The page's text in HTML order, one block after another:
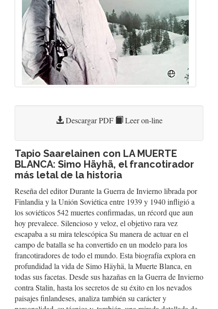
Descargar PDF Leer on-line
Tapio Saarelainen con LA MUERTE
BLANCA: Simo Häyhä, el francotirador
más letal de la historia
Reseña del editor Durante la Guerra de Invierno librada por
Finlandia y la Unión Soviética entre 1939 y 1940 infligió a
los soviéticos 542 muertes confirmadas, un récord que aun
hoy prevalece. Silencioso y veloz, el objetivo rara vez
escapaba a su mira telescópica Su manera de actuar en el
campo de batalla se ha convertido en un modelo para los
francotiradores de todo el mundo. Esta biografía explora en
profundidad la vida de Simo Häyhä, la Muerte Blanca, en
todas sus facetas. Desde sus hazañas en la Guerra de Invierno
contra Stalin, hasta los secretos de su éxito en los nevados
paisajes finlandeses, analiza también su carácter y